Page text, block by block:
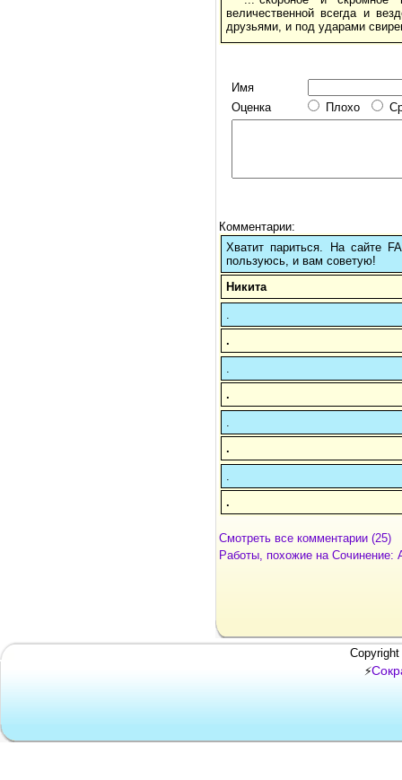
величественной всегда и
друзьями, и под ударами
Имя
Оценка
Плохо
Комментарии:
Хватит париться. На сайте
пользуюсь, и вам советую!
Никита
.
.
.
.
Смотреть все комментарии (25)
Работы, похожие на Сочинение:
⚡